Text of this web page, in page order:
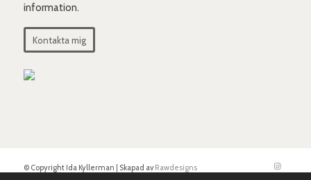
information.
Kontakta mig
© Copyright Ida Kyllerman | Skapad avRawdesigns